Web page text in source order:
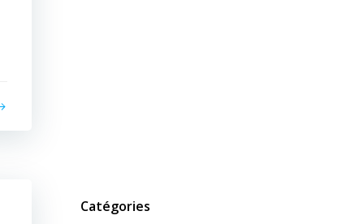
Catégories